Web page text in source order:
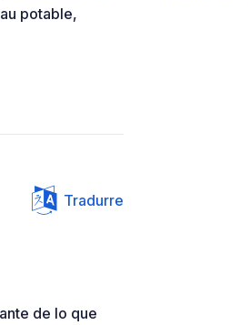
potable,
Tradurre
de lo que